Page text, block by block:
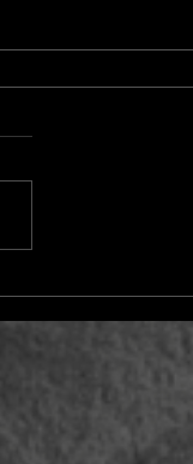
O EGO E A
PESSOAL